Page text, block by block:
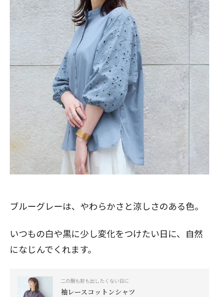
ブルーグレーは、やわらかさと涼しさのある色。
いつもの白や黒に少し変化をつけたい日に、自然
になじんでくれます。
二の腕も肘も出したくない日に
袖レースコットンシャツ